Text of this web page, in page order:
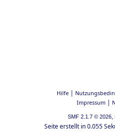
Hilfe|
Impressum|
SMF 2.1.7 © 2026,
Seite erstellt in 0.055